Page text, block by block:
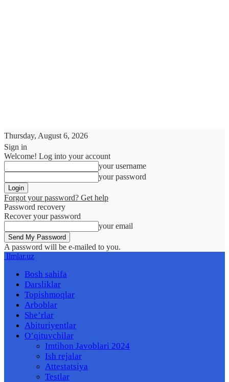
Thursday, August 6, 2026
Sign in
Welcome! Log into your account
your username
your password
Forgot your password? Get help
Password recovery
Recover your password
your email
A password will be e-mailed to you.
Ilmlar.uz
Bosh sahifa
Darsliklar
Topishmoqlar
Arboblar
She’rlar
Abituriyentlar
O’qituvchilar
Imtihon Javoblari 2024
Ish rejalar
Attestatsiya
Testlar